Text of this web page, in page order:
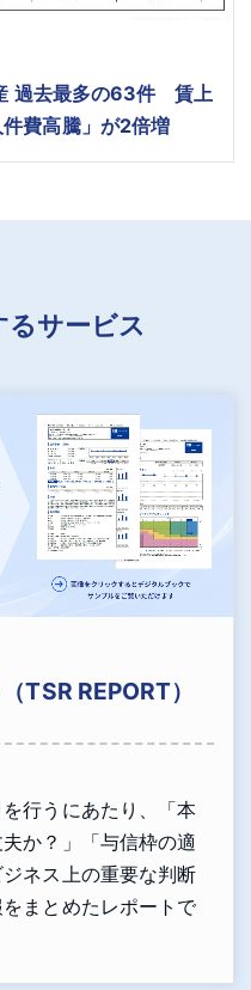
過去最多の63件 賃上
費高騰」が2倍増
るサービス
TSR REPORT）
行うにあたり、「本
か？」「与信枠の適
ネス上の重要な判断
まとめたレポートで